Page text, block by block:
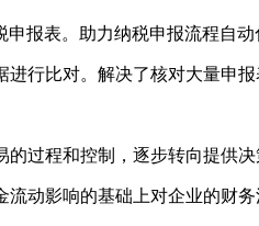
报表。助力纳税申报流程自动
行比对。解决了核对大量申报
过程和控制，逐步转向提供
动影响的基础上对企业的财